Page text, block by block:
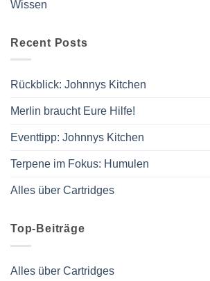
Wissen
Recent Posts
Rückblick: Johnnys Kitchen
Merlin braucht Eure Hilfe!
Eventtipp: Johnnys Kitchen
Terpene im Fokus: Humulen
Alles über Cartridges
Top-Beiträge
Alles über Cartridges